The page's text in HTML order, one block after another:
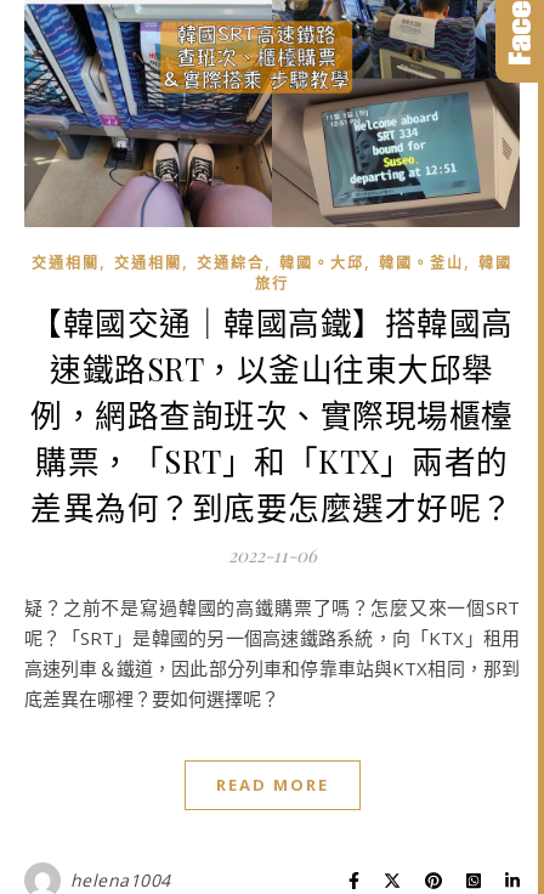
交通相關 , 交通相關 , 交通綜合, 韓國。大邱, 韓國。釜山, 韓國
旅行
【韓國交通｜韓國高鐵】搭韓國高
速鐵路SRT，以釜山往東大邱舉
例，網路查詢班次、實際現場櫃檯
購票，「SRT」和「KTX」兩者的
差異為何？到底要怎麼選才好呢？
2022-11-06
疑？之前不是寫過韓國的高鐵購票了嗎？怎麼又來一個SRT
呢？「SRT」是韓國的另一個高速鐵路系統，向「KTX」租用
高速列車＆鐵道，因此部分列車和停靠車站與KTX相同，那到
底差異在哪裡？要如何選擇呢？
READ MORE
helena1004